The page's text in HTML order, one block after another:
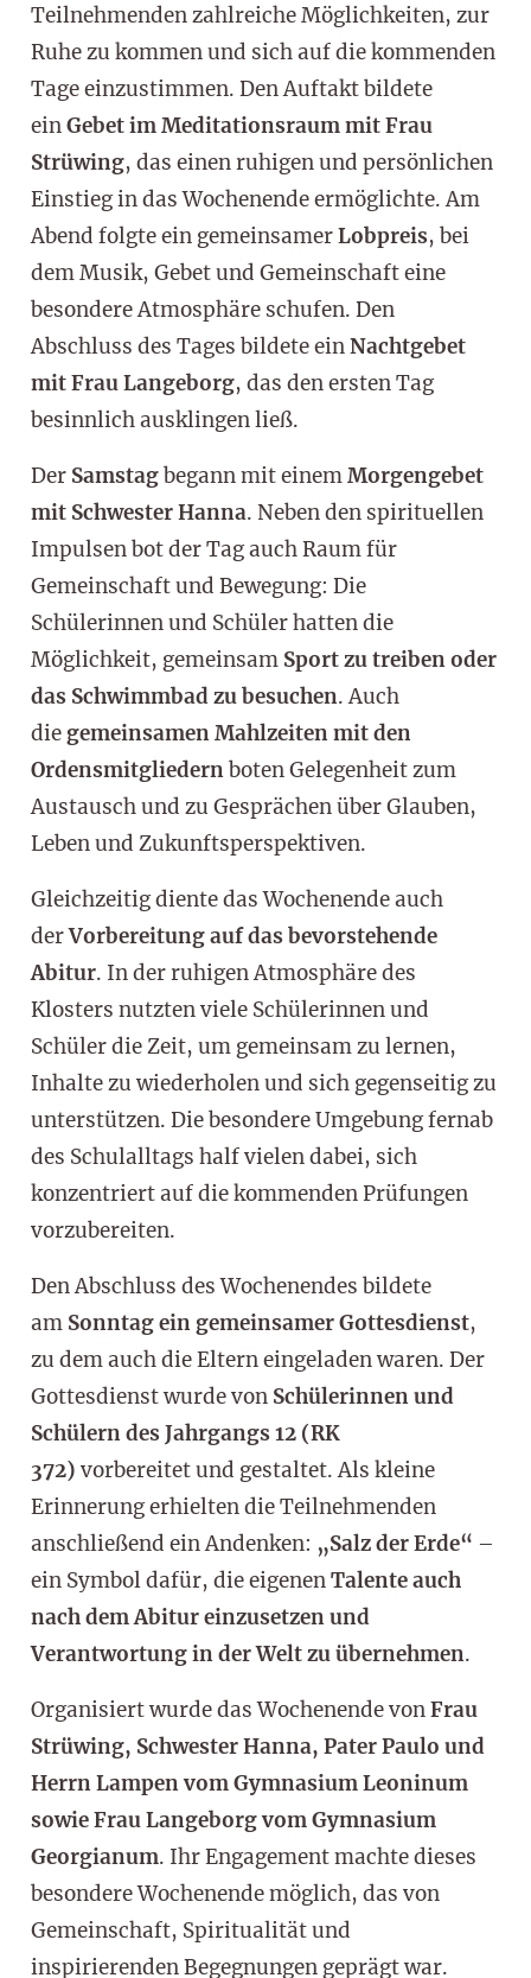
Teilnehmenden zahlreiche Möglichkeiten, zur
Ruhe zu kommen und sich auf die kommenden
Tage einzustimmen. Den Auftakt bildete
einGebet im Meditationsraum mit Frau
Strüwing, das einen ruhigen und persönlichen
Einstieg in das Wochenende ermöglichte. Am
Abend folgte ein gemeinsamerLobpreis, bei
dem Musik, Gebet und Gemeinschaft eine
besondere Atmosphäre schufen. Den
Abschluss des Tages bildete einNachtgebet
mit Frau Langeborg, das den ersten Tag
besinnlich ausklingen ließ.
Der Samstagbegann mit einemMorgengebet
mit Schwester Hanna. Neben den spirituellen
Impulsen bot der Tag auch Raum für
Gemeinschaft und Bewegung: Die
Schülerinnen und Schüler hatten die
Möglichkeit, gemeinsam Sport zu treiben oder
das Schwimmbad zu besuchen. Auch
die gemeinsamen Mahlzeiten mit den
Ordensmitgliedernboten Gelegenheit zum
Austausch und zu Gesprächen über Glauben,
Leben und Zukunftsperspektiven.
Gleichzeitig diente das Wochenende auch
derVorbereitung auf das bevorstehende
Abitur. In der ruhigen Atmosphäre des
Klosters nutzten viele Schülerinnen und
Schüler die Zeit, um gemeinsam zu lernen,
Inhalte zu wiederholen und sich gegenseitig zu
unterstützen. Die besondere Umgebung fernab
des Schulalltags half vielen dabei, sich
konzentriert auf die kommenden Prüfungen
vorzubereiten.
Den Abschluss des Wochenendes bildete
am Sonntag ein gemeinsamer Gottesdienst,
zu dem auch die Eltern eingeladen waren. Der
Gottesdienst wurde von Schülerinnen und
Schülern des Jahrgangs 12 (RK
372) vorbereitet und gestaltet. Als kleine
Erinnerung erhielten die Teilnehmenden
anschließend ein Andenken: „Salz der Erde“ –
ein Symbol dafür, die eigenenTalente auch
nach dem Abitur einzusetzen und
Verantwortung in der Welt zu übernehmen.
Organisiert wurde das Wochenende vonFrau
Strüwing, Schwester Hanna, Pater Paulo und
Herrn Lampen vom Gymnasium Leoninum
sowie Frau Langeborg vom Gymnasium
Georgianum. Ihr Engagement machte dieses
besondere Wochenende möglich, das von
Gemeinschaft, Spiritualität und
inspirierenden Begegnungen geprägt war.